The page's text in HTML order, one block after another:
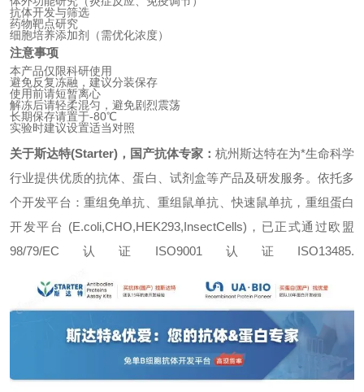
抗体开发与筛选
药物靶点研究
细胞培养添加剂（需优化浓度）
注意事项
本产品仅限科研使用
避免反复冻融，建议分装保存
使用前请短暂离心
解冻后请轻柔混匀，避免剧烈震荡
长期保存请置于-80℃
实验时建议设置适当对照
关于斯达特(Starter)，国产抗体专家： 杭州斯达特在为*生命科学
行业提供优质的抗体、蛋白、试剂盒等产品及研发服务。依托多
个开发平台：重组免单抗、重组鼠单抗、快速鼠单抗，重组蛋白
开发平台 (E.coli,CHO,HEK293,InsectCells)，已正式通过欧盟
98/79/EC认证ISO9001认证ISO13485.